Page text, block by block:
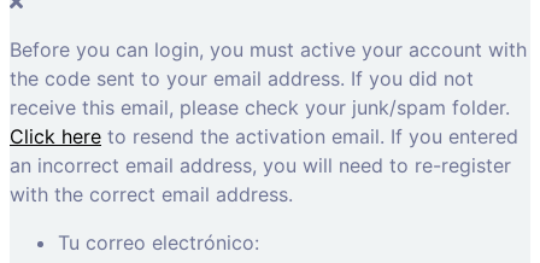
Before you can login, you must active your account with
the code sent to your email address. If you did not
receive this email, please check your junk/spam folder.
Click here to resend the activation email. If you entered
an incorrect email address, you will need to re-register
with the correct email address.
Tu correo electrónico: